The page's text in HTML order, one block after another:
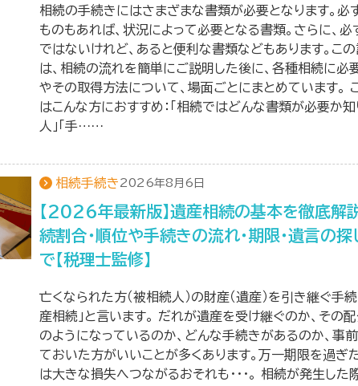
相続の手続きにはさまざまな書類が必要となります。必
ものもあれば、状況によって必要となる書類。さらに、必
ではないけれど、あると便利な書類などもあります。こ
は、相続の流れを簡単にご説明した後に、各種相続に必
やその取得方法について、場面ごとにまとめています。
はこんな方におすすめ：「相続ではどんな書類が必要か
人」「手……
相続手続き 2026年8月6日
【2026年最新版】遺産相続の基本を徹底解
続割合・順位や手続きの流れ・期限・遺言の探
で【税理士監修】
亡くなられた方（被相続人）の財産（遺産）を引き継ぐ手続
産相続」と言います。 だれが遺産を受け継ぐのか、その
のようになっているのか、どんな手続きがあるのか、事
ておいた方がいいことが多くあります。万一期限を過ぎ
は大きな損失へつながるおそれも・・・。 相続が発生した